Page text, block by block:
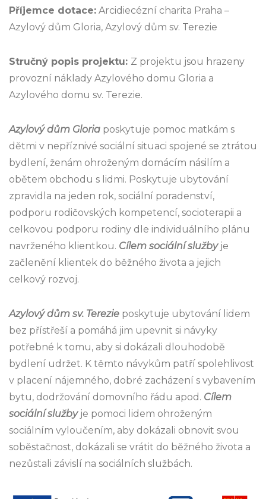
Příjemce dotace: Arcidiecézní charita Praha –
Azylový dům Gloria, Azylový dům sv. Terezie
Stručný popis projektu: Z projektu jsou hrazeny
provozní náklady Azylového domu Gloria a
Azylového domu sv. Terezie.
Azylový dům Gloria poskytuje pomoc matkám s
dětmi v nepříznivé sociální situaci spojené se ztrátou
bydlení, ženám ohroženým domácím násilím a
obětem obchodu s lidmi. Poskytuje ubytování
zpravidla na jeden rok, sociální poradenství,
podporu rodičovských kompetencí, socioterapii a
celkovou podporu rodiny dle individuálního plánu
navrženého klientkou. Cílem sociální službyje
začlenění klientek do běžného života a jejich
celkový rozvoj.
Azylový dům sv. Terezie poskytuje ubytování lidem
bez přístřeší a pomáhá jim upevnit si návyky
potřebné k tomu, aby si dokázali dlouhodobě
bydlení udržet. K těmto návykům patří spolehlivost
v placení nájemného, dobré zacházení s vybavením
bytu, dodržování domovního řádu apod. Cílem
sociální služby je pomoci lidem ohroženým
sociálním vyloučením, aby dokázali obnovit svou
soběstačnost, dokázali se vrátit do běžného života a
nezůstali závislí na sociálních službách.